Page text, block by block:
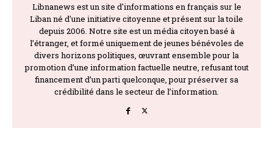
Libnanews est un site d'informations en français sur le
Liban né d'une initiative citoyenne et présent sur la toile
depuis 2006. Notre site est un média citoyen basé à
l’étranger, et formé uniquement de jeunes bénévoles de
divers horizons politiques, œuvrant ensemble pour la
promotion d’une information factuelle neutre, refusant tout
financement d’un parti quelconque, pour préserver sa
crédibilité dans le secteur de l’information.